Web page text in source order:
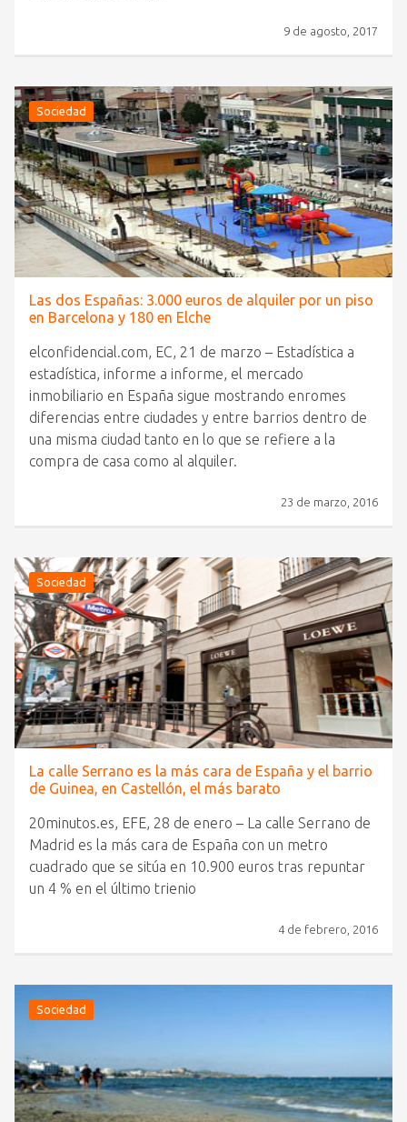
9 de agosto, 2017
Sociedad
Las dos Españas: 3.000 euros de alquiler por un piso
en Barcelona y 180 en Elche
elconfidencial.com, EC, 21 de marzo – Estadística a
estadística, informe a informe, el mercado
inmobiliario en España sigue mostrando enromes
diferencias entre ciudades y entre barrios dentro de
una misma ciudad tanto en lo que se refiere a la
compra de casa como al alquiler.
23 de marzo, 2016
Sociedad
La calle Serrano es la más cara de España y el barrio
de Guinea, en Castellón, el más barato
20minutos.es, EFE, 28 de enero – La calle Serrano de
Madrid es la más cara de España con un metro
cuadrado que se sitúa en 10.900 euros tras repuntar
un 4 % en el último trienio
4 de febrero, 2016
Sociedad